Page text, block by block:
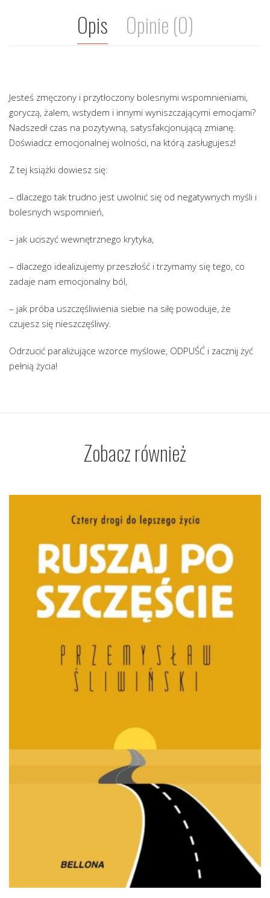
Opis Opinie (0)
Jesteś zmęczony i przytłoczony bolesnymi wspomnieniami,
goryczą, żalem, wstydem i innymi wyniszczającymi emocjami?
Nadszedł czas na pozytywną, satysfakcjonującą zmianę.
Doświadcz emocjonalnej wolności, na którą zasługujesz!
Z tej książki dowiesz się:
– dlaczego tak trudno jest uwolnić się od negatywnych myśli i
bolesnych wspomnień,
– jak uciszyć wewnętrznego krytyka,
– dlaczego idealizujemy przeszłość i trzymamy się tego, co
zadaje nam emocjonalny ból,
– jak próba uszczęśliwienia siebie na siłę powoduje, że
czujesz się nieszczęśliwy.
Odrzucić paraliżujące wzorce myślowe, ODPUŚĆ i zacznij żyć
pełnią życia!
Zobacz również